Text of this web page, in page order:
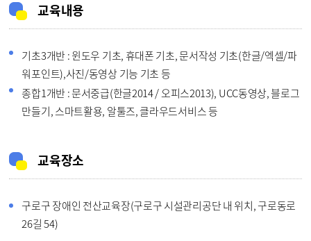
교육내용
기초3개반 : 윈도우 기초, 휴대폰 기초, 문서작성 기초(한글/엑셀/파
워포인트),사진/동영상 기능 기초 등
종합1개반 : 문서중급(한글2014 / 오피스2013), UCC동영상, 블로그
만들기, 스마트활용, 알툴즈, 클라우드서비스 등
교육장소
구로구 장애인 전산교육장(구로구 시설관리공단 내 위치, 구로동로
26길 54)